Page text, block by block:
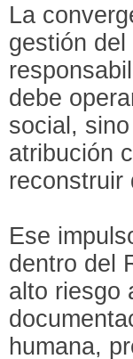
La
gestión
debe
social,
atribución
reconstruir
Ese
dentro del
alto riesgo
humana,